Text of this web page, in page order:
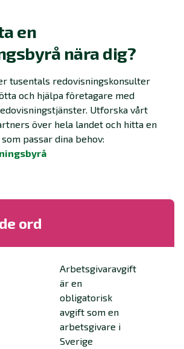
en
nära dig?
tusentals redovisningskonsulter
och hjälpa företagare med
Utforska vårt
över hela landet och hitta en
passar dina behov:
ord
Arbetsgivaravgift
är en
obligatorisk
avgift som en
arbetsgivare i
Sverige